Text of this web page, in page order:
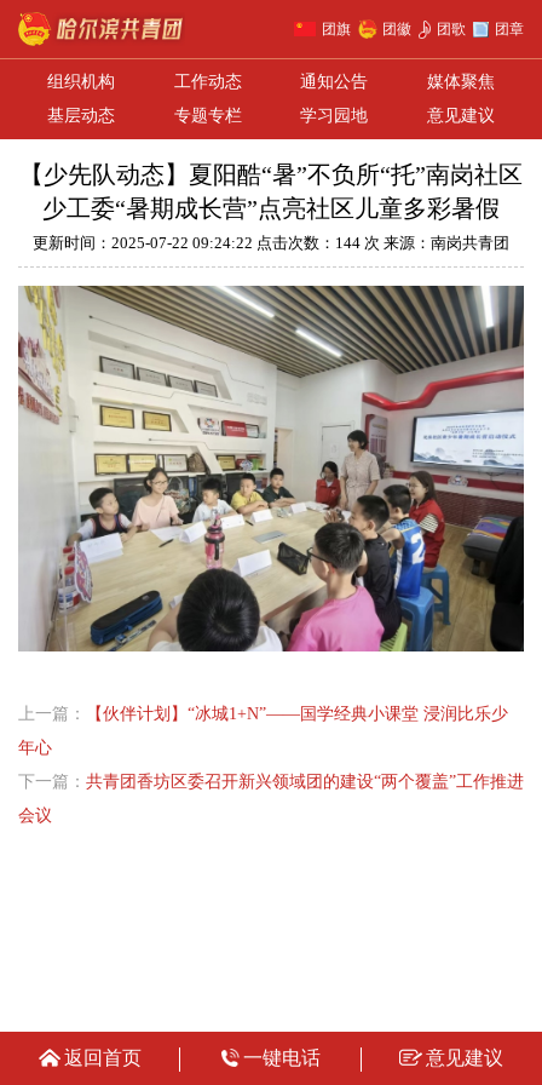
团旗 团徽 团歌 团章
组织机构 工作动态 通知公告
媒体聚焦
基层动态
专题专栏 学习园地 意见建议
【少先队动态】夏阳酷“暑”不负所“托”南岗社区
少工委“暑期成长营”点亮社区儿童多彩暑假
更新时间：2025-07-22 09:24:22 点击次数：144 次 来源：南岗共青团
上一篇：
【伙伴计划】“冰城1+N”——国学经典小课堂 浸润比乐少
年心
下一篇： 共青团香坊区委召开新兴领域团的建设“两个覆盖”工作推进
会议
返回首页 一键电话 意见建议